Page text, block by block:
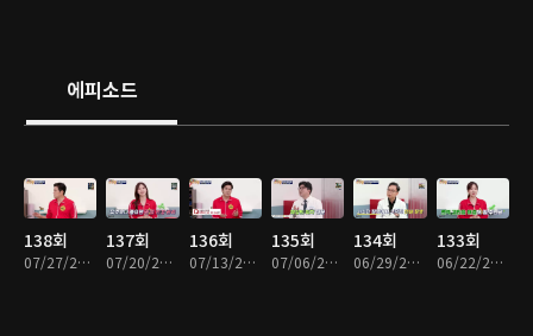
에피소드
138회
07/27/2026 • 45분
137회
07/20/2026 • 45분
136회
07/13/2026 • 45분
135회
07/06/2026 • 45분
134회
06/29/2026 • 45분
133회
06/22/2026 • 45분